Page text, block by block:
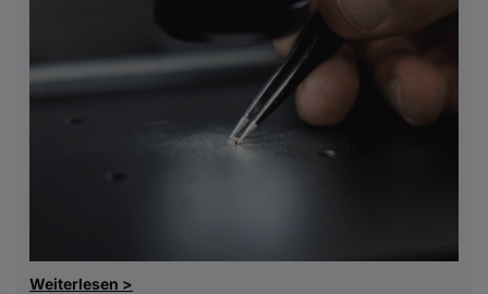
Weiterlesen >